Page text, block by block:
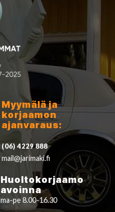
Myymälä ja
korjaamon
ajanvaraus:
(06) 4229 888
mail@jarimaki.fi
Huoltokorjaamo
avoinna
ma-pe 8.00-16.30